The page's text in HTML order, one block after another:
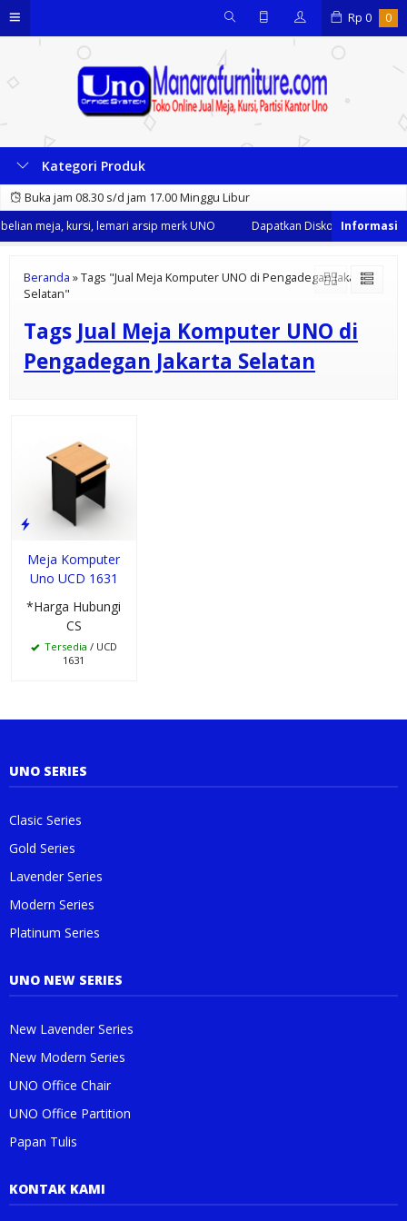
Rp 0 0
Kategori Produk
Buka jam 08.30 s/d jam 17.00 Minggu Libur
meja, kursi, lemari arsip merk UNO
Dapatkan Diskon 35% dari
Beranda »Tags "Jual Meja Komputer UNO di Pengadegan Jakarta
Selatan"
Tags Jual Meja Komputer UNO di
Pengadegan Jakarta Selatan
Meja Komputer
Uno UCD 1631
*Harga Hubungi
CS
Tersedia / UCD
1631
UNO SERIES
Clasic Series
Gold Series
Lavender Series
Modern Series
Platinum Series
UNO NEW SERIES
New Lavender Series
New Modern Series
UNO Office Chair
UNO Office Partition
Papan Tulis
KONTAK KAMI